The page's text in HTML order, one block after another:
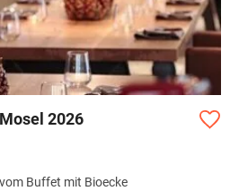
2026
Buffet mit Bioecke